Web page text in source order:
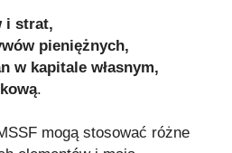
i strat,
pieniężnych,
w kapitale własnym,
.
mogą stosować różne